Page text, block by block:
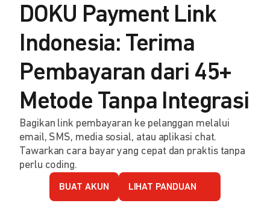
DOKU Payment Link
Indonesia: Terima
Pembayaran dari 45+
Metode Tanpa Integrasi
Bagikan link pembayaran ke pelanggan melalui
email, SMS, media sosial, atau aplikasi chat.
Tawarkan cara bayar yang cepat dan praktis tanpa
perlu coding.
BUAT AKUN LIHAT PANDUAN